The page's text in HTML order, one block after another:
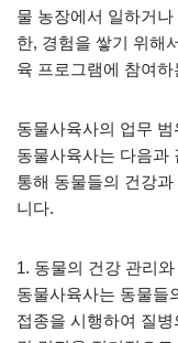
물 농장에서 일하거
한, 경험을 쌓기 위해
육 프로그램에 참여
동물사육사의 업무 범
동물사육사는 다음과
통해 동물들의 건강
니다.
1. 동물의 건강 관리
동물사육사는 동물들
접종을 시행하여 질